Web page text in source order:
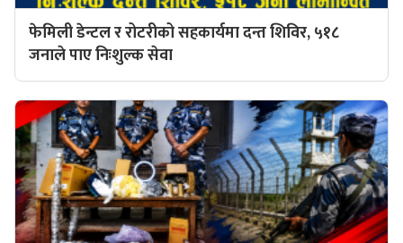
फेमिली डेन्टल र रोटरीको सहकार्यमा दन्त शिविर, ५१८
जनाले पाए निःशुल्क सेवा